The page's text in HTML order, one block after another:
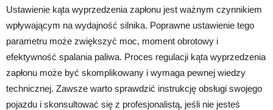
Ustawienie kąta wyprzedzenia zapłonu jest ważnym czynnikiem
wpływającym na wydajność silnika. Poprawne ustawienie tego
parametru może zwiększyć moc, moment obrotowy i
efektywność spalania paliwa. Proces regulacji kąta wyprzedzenia
zapłonu może być skomplikowany i wymaga pewnej wiedzy
technicznej. Zawsze warto sprawdzić instrukcję obsługi swojego
pojazdu i skonsultować się z profesjonalistą, jeśli nie jesteś